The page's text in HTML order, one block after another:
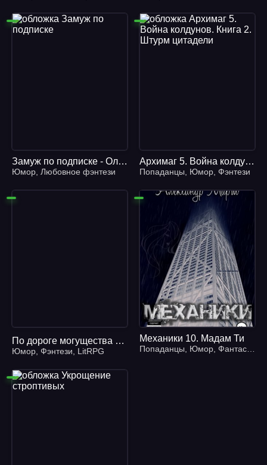
Замуж по подписке - Ольга Пашнина, Анна Одувалова
Юмор Любовное фэнтези
Архимаг 5. Война колдунов. Книга 2. Штурм цитадели
Попаданцы Юмор Фэнтези
По дороге могущества 1. Возрождение - Алан Нукланд
Юмор Фэнтези LitRPG
Механики 10. Мадам Ти
Попаданцы Юмор Фантастика